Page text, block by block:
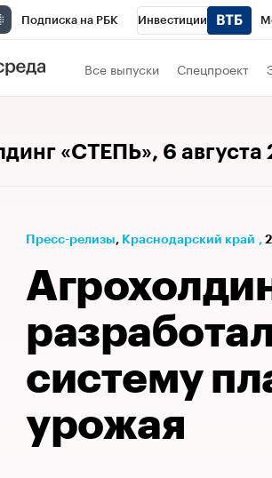
Подписка на РБК Инвестиции
Телеканал Все выпуски Спецпроект
«СТЕПЬ», 6
Пресс-релизы⁠, Краснодарский край ,
систему
урожая